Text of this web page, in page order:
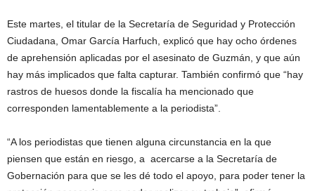
Este martes, el titular de la Secretaría de Seguridad y Protección
Ciudadana, Omar García Harfuch, explicó que hay ocho órdenes
de aprehensión aplicadas por el asesinato de Guzmán, y que aún
hay más implicados que falta capturar. También confirmó que “hay
rastros de huesos donde la fiscalía ha mencionado que
corresponden lamentablemente a la periodista”.
“A los periodistas que tienen alguna circunstancia en la que
piensen que están en riesgo, a acercarse a la Secretaría de
Gobernación para que se les dé todo el apoyo, para poder tener la